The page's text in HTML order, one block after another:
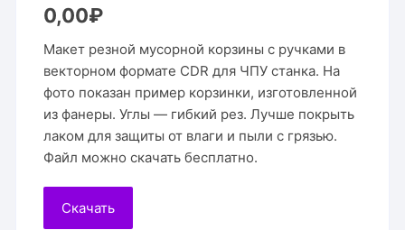
0,00₽
Макет резной мусорной корзины с ручками в
векторном формате CDR для ЧПУ станка. На
фото показан пример корзинки, изготовленной
из фанеры. Углы — гибкий рез. Лучше покрыть
лаком для защиты от влаги и пыли с грязью.
Файл можно скачать бесплатно.
Скачать